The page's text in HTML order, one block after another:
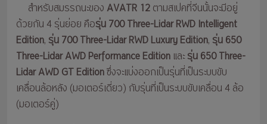
สำหรับสมรรถนะของAVATR 12ตามสเปคที่จีนนั้นจะมีอยู่
ด้วยกัน 4 รุ่นย่อย คือรุ่น 700 Three-Lidar RWD Intelligent
Edition, รุ่น 700 Three-Lidar RWD Luxury Edition, รุ่น 650
Three-Lidar AWD Performance Edition และรุ่น 650 Three-
Lidar AWD GT Editionซึ่งจะแบ่งออกเป็นรุ่นที่เป็นระบบขับ
เคลื่อนล้อหลัง (มอเตอร์เดี่ยว) กับรุ่นที่เป็นระบบขับเคลื่อน 4 ล้อ
(มอเตอร์คู่)